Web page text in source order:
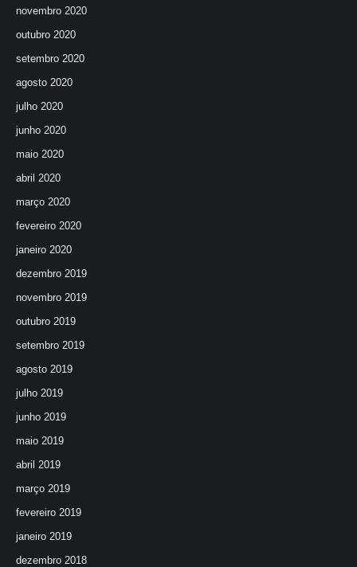
novembro 2020
outubro 2020
setembro 2020
agosto 2020
julho 2020
junho 2020
maio 2020
abril 2020
março 2020
fevereiro 2020
janeiro 2020
dezembro 2019
novembro 2019
outubro 2019
setembro 2019
agosto 2019
julho 2019
junho 2019
maio 2019
abril 2019
março 2019
fevereiro 2019
janeiro 2019
dezembro 2018